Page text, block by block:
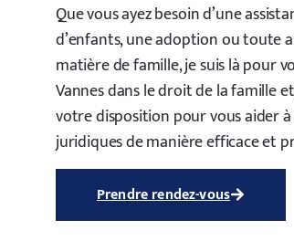
Que vous ayez besoin d’une
d’enfants, une adoption ou toute
matière de famille, je suis là pour
Vannes dans le droit de la famille
votre disposition pour vous aider
juridiques de manière efficace et
Prendre rendez-vous